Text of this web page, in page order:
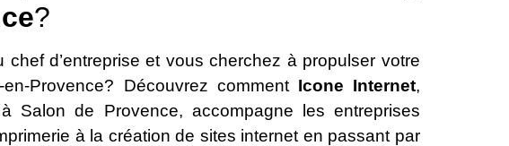
?
d’entreprise et vous cherchez à propulser votre
Provence? Découvrez comment Icone Internet,
Salon de Provence, accompagne les entreprises
à la création de sites internet en passant par